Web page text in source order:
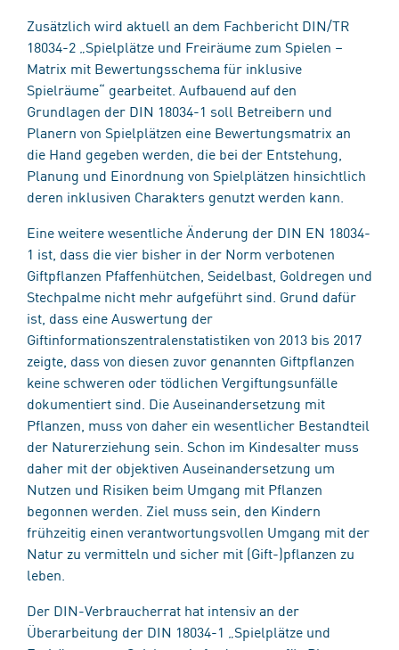
Zusätzlich wird aktuell an dem Fachbericht DIN/TR
18034-2 „Spielplätze und Freiräume zum Spielen –
Matrix mit Bewertungsschema für inklusive
Spielräume“ gearbeitet. Aufbauend auf den
Grundlagen der DIN 18034-1 soll Betreibern und
Planern von Spielplätzen eine Bewertungsmatrix an
die Hand gegeben werden, die bei der Entstehung,
Planung und Einordnung von Spielplätzen hinsichtlich
deren inklusiven Charakters genutzt werden kann.
Eine weitere wesentliche Änderung der DIN EN 18034-
1 ist, dass die vier bisher in der Norm verbotenen
Giftpflanzen Pfaffenhütchen, Seidelbast, Goldregen und
Stechpalme nicht mehr aufgeführt sind. Grund dafür
ist, dass eine Auswertung der
Giftinformationszentralenstatistiken von 2013 bis 2017
zeigte, dass von diesen zuvor genannten Giftpflanzen
keine schweren oder tödlichen Vergiftungsunfälle
dokumentiert sind. Die Auseinandersetzung mit
Pflanzen, muss von daher ein wesentlicher Bestandteil
der Naturerziehung sein. Schon im Kindesalter muss
daher mit der objektiven Auseinandersetzung um
Nutzen und Risiken beim Umgang mit Pflanzen
begonnen werden. Ziel muss sein, den Kindern
frühzeitig einen verantwortungsvollen Umgang mit der
Natur zu vermitteln und sicher mit (Gift-)pflanzen zu
leben.
Der DIN-Verbraucherrat hat intensiv an der
Überarbeitung der DIN 18034-1 „Spielplätze und